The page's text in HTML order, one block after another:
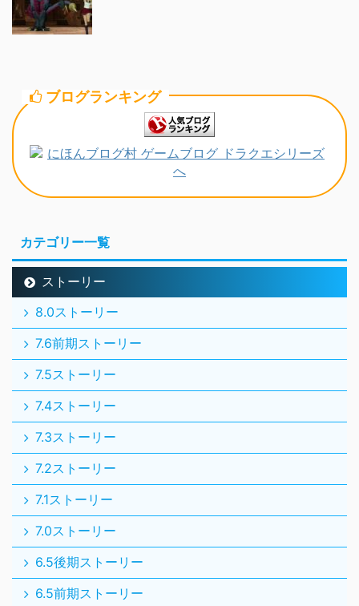
ブログランキング
カテゴリー一覧
ストーリー
8.0ストーリー
7.6前期ストーリー
7.5ストーリー
7.4ストーリー
7.3ストーリー
7.2ストーリー
7.1ストーリー
7.0ストーリー
6.5後期ストーリー
6.5前期ストーリー